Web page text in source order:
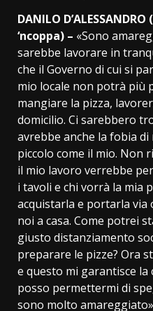
DANILO
‘ncoppa) – «Sono
sarebbe lavorare in
che il Governo di cui si
mio locale non potrà più
mangiare la pizza,
domicilio. Ci sarebbero
avrebbe anche la fobia
piccolo come il mio. Non
il mio lavoro verrebbe
i tavoli e chi vorrà la mia
acquistarla e portarla via
noi a casa. Come potrei
giusto distanziamento
preparare le pizze? Ora
e questo mi garantisce
posso permettermi di
sono molto